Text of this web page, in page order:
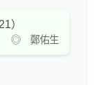
）
◎ 鄭佑生